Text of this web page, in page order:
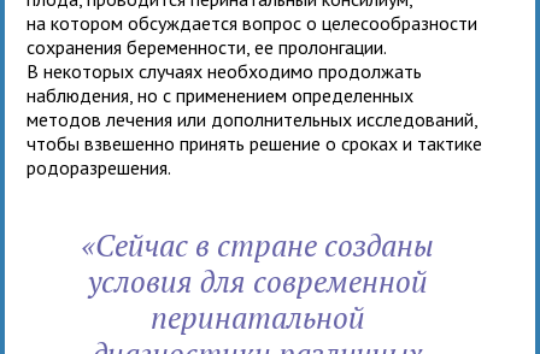
на котором обсуждается вопрос о целесообразности
сохранения беременности, ее пролонгации.
В некоторых случаях необходимо продолжать
наблюдения, но с применением определенных
методов лечения или дополнительных исследований,
чтобы взвешенно принять решение о сроках и тактике
родоразрешения.
«Сейчас в стране созданы
условия для современной
перинатальной